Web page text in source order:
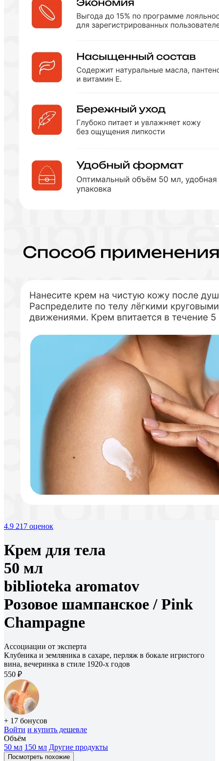
4.9 217 оценок
Крем для тела
50 мл
biblioteka aromatov
Розовое шампанское / Pink
Champagne
Ассоциации от эксперта
Клубника и земляника в сахаре, перляж в бокале игристого
вина, вечеринка в стиле 1920-х годов
550 ₽
+ 17 бонусов
Войти и купить дешевле
Объём
50 мл 150 мл Другие продукты
Посмотреть похожие